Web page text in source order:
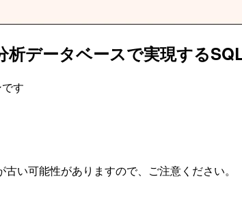
析データベースで実現する
す
い可能性がありますので、ご注意ください。